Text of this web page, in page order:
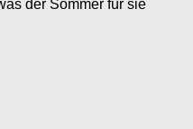
der Sommer für sie